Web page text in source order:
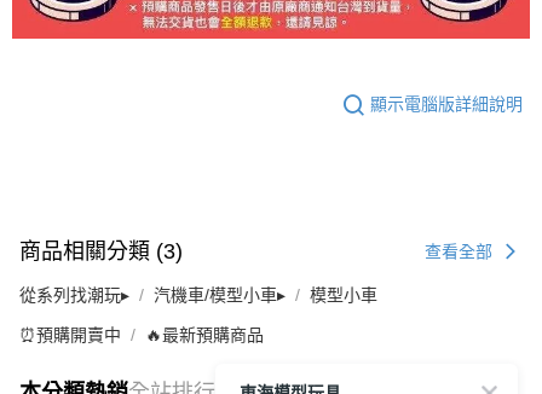
顯示電腦版詳細說明
商品相關分類 (3) 查看全部
從系列找潮玩▸ 汽機車/模型小車▸ 模型小車
⏰預購開賣中 🔥最新預購商品